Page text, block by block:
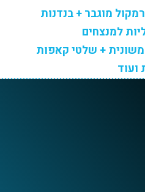
מוגבר + בנדנות
למנצחים
+ שמשונית + שלטי קאפות
ועוד